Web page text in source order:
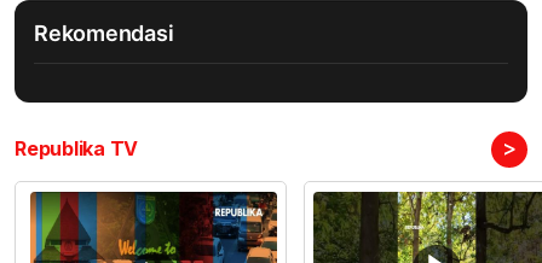
Rekomendasi
Republika TV >